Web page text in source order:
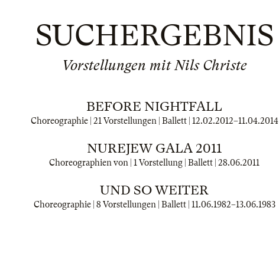
SUCHERGEBNIS
Vorstellungen mit Nils Christe
BEFORE NIGHTFALL
Choreographie | 21 Vorstellungen | Ballett | 12.02.2012–11.04.2014
NUREJEW GALA 2011
Choreographien von | 1 Vorstellung | Ballett | 28.06.2011
UND SO WEITER
Choreographie | 8 Vorstellungen | Ballett | 11.06.1982–13.06.1983